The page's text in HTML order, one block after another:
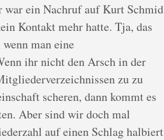
war ein Nachruf auf Kurt Schmid
Kontakt mehr hatte. Tja, das
man eine
ihr nicht den Arsch in der
zu zu
scheren, dann kommt es
Aber sind wir doch mal
auf einen Schlag halbiert